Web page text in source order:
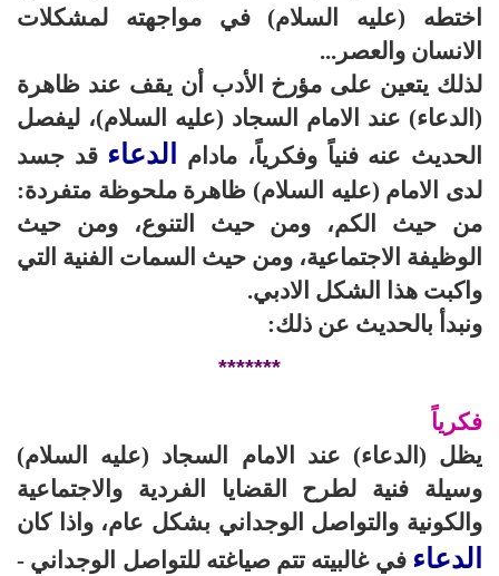
اختطه (عليه السلام) في مواجهته لمشكلات
الانسان والعصر...
لذلك يتعين على مؤرخ الأدب أن يقف عند ظاهرة
(الدعاء) عند الامام السجاد (عليه السلام)، ليفصل
الحديث عنه فنياً وفكرياً، مادام
الدعاء قد جسد
لدى الامام (عليه السلام) ظاهرة ملحوظة متفردة:
من حيث الكم، ومن حيث التنوع، ومن حيث
الوظيفة الاجتماعية، ومن حيث السمات الفنية التي
واكبت هذا الشكل الادبي.
ونبدأ بالحديث عن ذلك:
*******
فكرياً
يظل (الدعاء) عند الامام السجاد (عليه السلام)
وسيلة فنية لطرح القضايا الفردية والاجتماعية‌
والكونية والتواصل الوجداني بشكل عام، واذا كان
الدعاء في غالبيته تتم صياغته للتواصل الوجداني -